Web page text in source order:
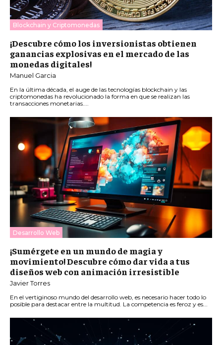
Blockchain y Criptomonedas
¡Descubre cómo los inversionistas obtienen
ganancias explosivas en el mercado de las
monedas digitales!
Manuel Garcia
En la última década, el auge de las tecnologías blockchain y las
criptomonedas ha revolucionado la forma en que se realizan las
transacciones monetarias....
Desarrollo Web
¡Sumérgete en un mundo de magia y
movimiento! Descubre cómo dar vida a tus
diseños web con animación irresistible
Javier Torres
En el vertiginoso mundo del desarrollo web, es necesario hacer todo lo
posible para destacar entre la multitud. La competencia es feroz y es...